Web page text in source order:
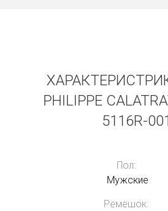
PHILIPPE
5116R-001
Пол:
Мужские
Ремешок: